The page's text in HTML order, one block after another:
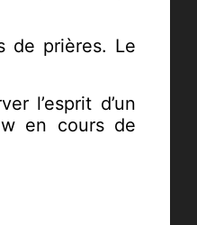
de prières. Le
l’esprit d’un
en cours de